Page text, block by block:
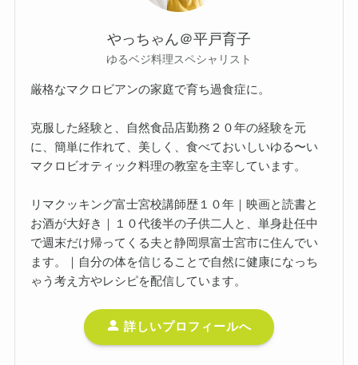
やっちゃん＠平戸育子
ゆるベジ料理スペシャリスト
厳格なマクロビアンの家庭で育ち過食症に。
克服した経験と、自然食品店勤務２０年の経験を元
に、簡単に作れて、美しく、食べておいしいゆる〜い
マクロビオティック料理の教室を主宰しています。
リマクッキング富士宮校講師歴１０年｜映画と読書と
お酒が大好き｜１０代後半の子供二人と、単身赴任中
で週末だけ帰ってくる夫と静岡県富士宮市に住んでい
ます。｜自分の体を信じることで自然に健康になっち
ゃう考え方やレシピを配信しています。
詳しいプロフィールへ